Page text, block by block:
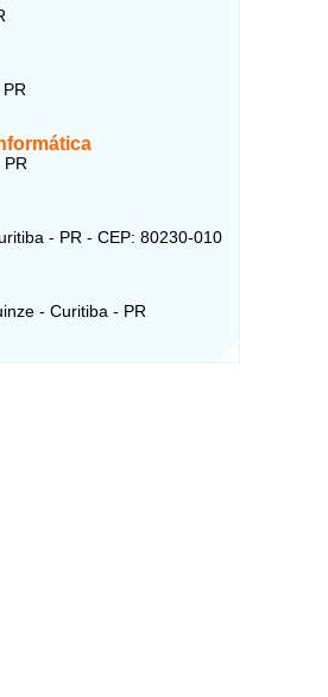
- PR - CEP: 80230-010
- Curitiba - PR